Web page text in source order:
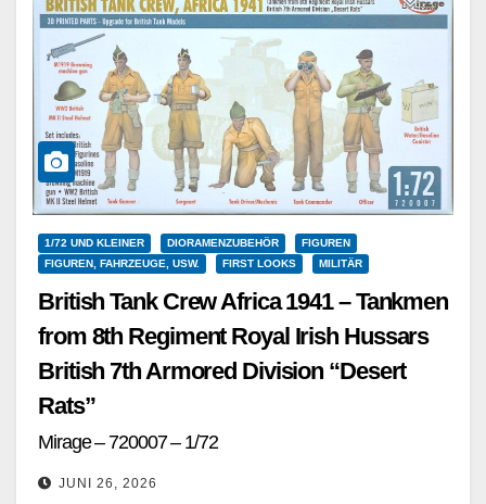
1/72 UND KLEINER DIORAMENZUBEHÖR
FIGUREN
FIGUREN, FAHRZEUGE, USW.
FIRST LOOKS MILITÄR
British Tank Crew Africa 1941 – Tankmen
from 8th Regiment Royal Irish Hussars
British 7th Armored Division “Desert
Rats”
Mirage – 720007 – 1/72
JUNI 26, 2026